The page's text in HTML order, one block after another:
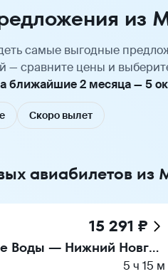
из
самые выгодные
— сравните цены и
ближайшие 2 месяца — 5
Скоро вылет
авиабилетов
15 291 ₽
Минеральные Воды — Нижний Новгород
5 ч 15 м